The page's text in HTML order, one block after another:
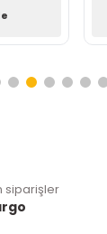
siparişler